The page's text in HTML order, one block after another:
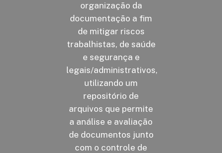
organização da
documentação a fim
de mitigar riscos
trabalhistas, de saúde
e segurança e
legais/administrativos,
utilizando um
repositório de
arquivos que permite
a análise e avaliação
de documentos junto
com o controle de